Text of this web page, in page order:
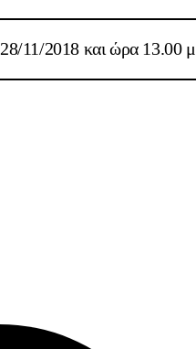
28/11/2018 και ώρα 13.00